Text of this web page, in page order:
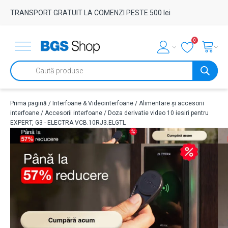
TRANSPORT GRATUIT LA COMENZI PESTE 500 lei
0
Products
search
Prima pagină / Interfoane & Videointerfoane / Alimentare și accesorii
interfoane / Accesorii interfoane / Doza derivatie video 10 iesiri pentru
EXPERT, G3 - ELECTRA VCB.10RJ3.ELGTL